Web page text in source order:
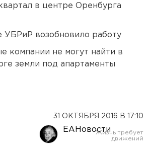
в центре Оренбурга
УБРиР возобновило работу
компании не могут найти в
земли под апартаменты
31 ОКТЯБРЯ 2016 В 17:10
ЕАНовости